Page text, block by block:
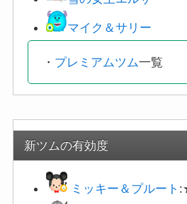
マイク＆サリー
・ プレミアムツム一覧
新ツムの有効度
ミッキー＆プルート